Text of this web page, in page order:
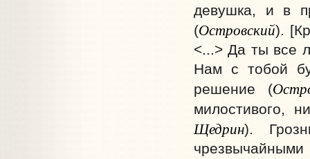
девушка, и в
(Островский).
<...> Да ты все
Нам с тобой
решение (
милостивого,
Щедрин).